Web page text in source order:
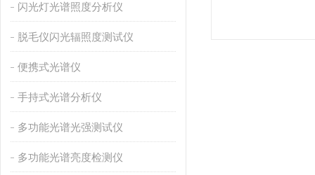
闪光灯光谱照度分析仪
脱毛仪闪光辐照度测试仪
便携式光谱仪
手持式光谱分析仪
多功能光谱光强测试仪
多功能光谱亮度检测仪